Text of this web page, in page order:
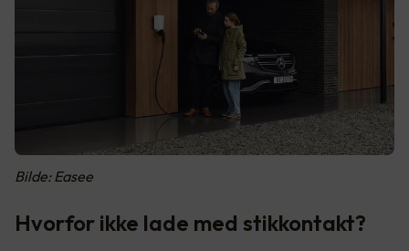
Bilde: Easee
Hvorfor ikke lade med stikkontakt?